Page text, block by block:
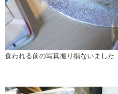
食われる前の写真撮り損ないました…